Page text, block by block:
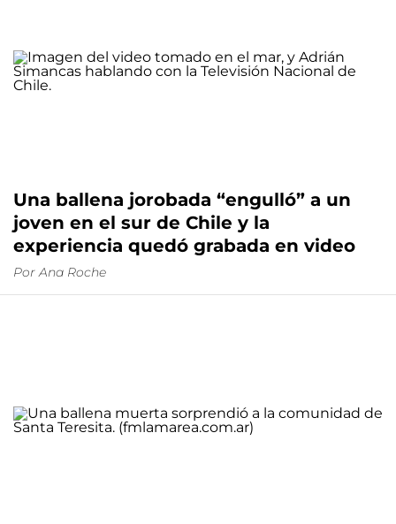
Una ballena jorobada “engulló” a un
joven en el sur de Chile y la
experiencia quedó grabada en video
Por Ana Roche